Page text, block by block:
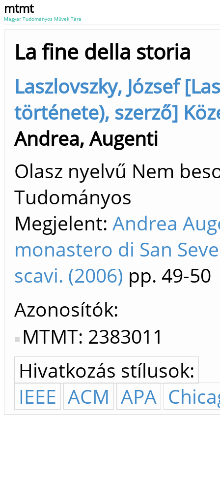
mtmt
Magyar Tudományos Művek Tára
La fine della storia
Laszlovszky, József
története), szerző]
Andrea, Augenti
Olasz nyelvű Nem
Tudományos
Megjelent: Andrea
monastero di San
scavi. (2006) pp. 49-50
Azonosítók
MTMT: 2383011
Hivatkozás stílusok:
IEEE ACM APA